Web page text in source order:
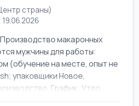
страны)
макаронных
мужчины для работы:
(обучение на месте, опыт не
упаковщики Новое,
График: Утро